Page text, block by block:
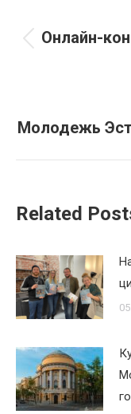
Онлайн-
Молодежь
Related